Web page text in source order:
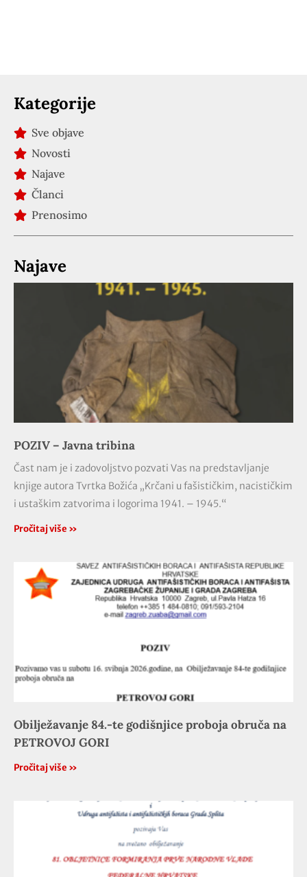
Kategorije
Sve objave
Novosti
Najave
Članci
Prenosimo
Najave
POZIV – Javna tribina
Čast nam je i zadovoljstvo pozvati Vas na predstavljanje
knjige autora Tvrtka Božića „Krčani u fašističkim, nacističkim
i ustaškim zatvorima i logorima 1941. – 1945.“
Pročitaj više »
Obilježavanje 84.-te godišnjice proboja obruča na
PETROVOJ GORI
Pročitaj više »